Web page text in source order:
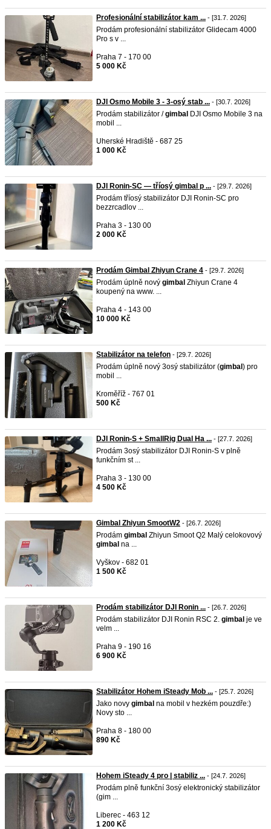
Profesionální stabilizátor kam ... - [31.7. 2026]
Prodám profesionální stabilizátor Glidecam 4000
Pro s v ...
Praha 7 - 170 00
5 000 Kč
DJI Osmo Mobile 3 - 3-osý stab ... - [30.7. 2026]
Prodám stabilizátor /gimbal DJI Osmo Mobile 3 na
mobil ...
Uherské Hradiště - 687 25
1 000 Kč
DJI Ronin-SC — tříosý gimbal p ... - [29.7. 2026]
Prodám tříosý stabilizátor DJI Ronin-SC pro
bezzrcadlov ...
Praha 3 - 130 00
2 000 Kč
Prodám Gimbal Zhiyun Crane 4 - [29.7. 2026]
Prodám úplně nový gimbal Zhiyun Crane 4
koupený na www. ...
Praha 4 - 143 00
10 000 Kč
Stabilizátor na telefon - [29.7. 2026]
​Prodám úplně nový 3osý stabilizátor (gimbal ) pro
mobil ...
Kroměříž - 767 01
500 Kč
DJI Ronin-S + SmallRig Dual Ha ... - [27.7. 2026]
Prodám 3osý stabilizátor DJI Ronin-S v plně
funkčním st ...
Praha 3 - 130 00
4 500 Kč
Gimbal Zhiyun SmootW2 - [26.7. 2026]
Prodám gimbal Zhiyun Smoot Q2 Malý celokovový
gimbal na ...
Vyškov - 682 01
1 500 Kč
Prodám stabilizátor DJI Ronin ... - [26.7. 2026]
Prodám stabilizátor DJI Ronin RSC 2. gimbal je ve
velm ...
Praha 9 - 190 16
6 900 Kč
Stabilizátor Hohem iSteady Mob ... - [25.7. 2026]
Jako novy gimbal na mobil v hezkém pouzdře:)
Novy sto ...
Praha 8 - 180 00
890 Kč
Hohem iSteady 4 pro | stabiliz ... - [24.7. 2026]
Prodám plně funkční 3osý elektronický stabilizátor
(gim ...
Liberec - 463 12
1 200 Kč